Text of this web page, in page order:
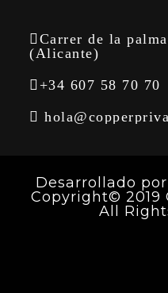
Carrer de la
(Alicante)
+34 607 58 70 70
Desarrollado por
Copyright© 2019
All